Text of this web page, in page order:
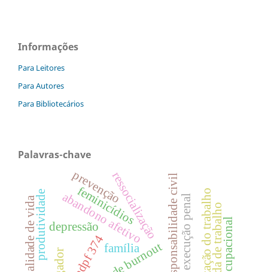
Informações
Para Leitores
Para Autores
Para Bibliotecários
Palavras-chave
depressão responsabilidade civilexecução penal
ressocialização
abandono afetivo
família
feminicídios
prevenção
jornada de trabalho
produtividade
qualidade de vida adpf 374